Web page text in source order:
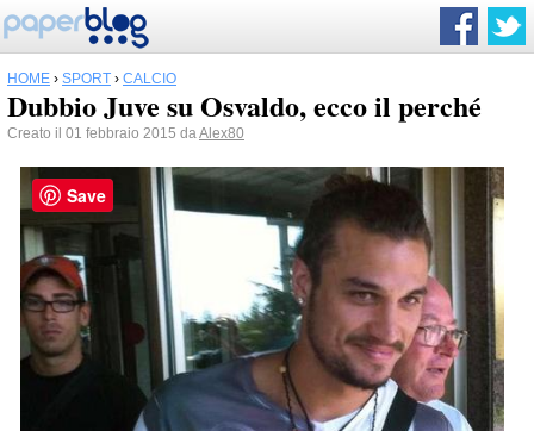
HOME › SPORT › CALCIO
Dubbio Juve su Osvaldo, ecco il perché
Creato il 01 febbraio 2015 daAlex80
Save